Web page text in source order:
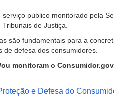
público monitorado pela
de Justiça.
são fundamentais para a
defesa dos consumidores.
monitoram o
e Defesa do